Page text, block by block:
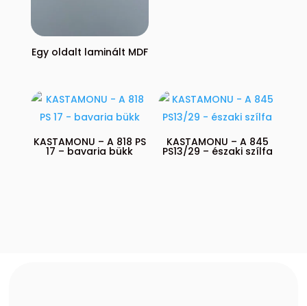
Egy oldalt laminált MDF
KASTAMONU – A 818 PS
17 – bavaria bükk
KASTAMONU – A 845
PS13/29 – északi szílfa